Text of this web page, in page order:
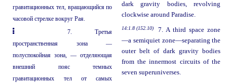
гравитационных тел, вращающийся по
часовой стрелке вокруг Рая.
dark gravity bodies, revolving
clockwise around Paradise.
7. Третья
пространственная зона —
полуспокойная зона, — отделяющая
внешний пояс темных
гравитационных тел от самых
14:1.8 (152.10)
7. A third space zone
—a semiquiet zone—separating the
outer belt of dark gravity bodies
from the innermost circuits of the
seven superuniverses.